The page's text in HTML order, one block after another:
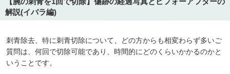
※初診の方専用
解説(イバラ編)
刺青除去、特に刺青切除について、どの方からも相変わらず多いご
質問は、何回で切除可能であり、時間的にどのくらいかかるのかと
いうことです。